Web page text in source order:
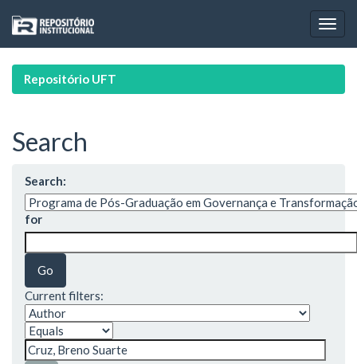
navigation
Repositório UFT
Search
Search:
for
Current filters: